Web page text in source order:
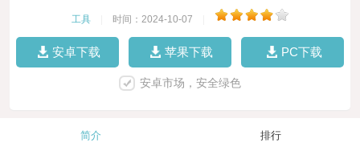
工具 时间：2024-10-07
安卓下载 苹果下载 PC下载
安卓市场，安全绿色
简介 排行